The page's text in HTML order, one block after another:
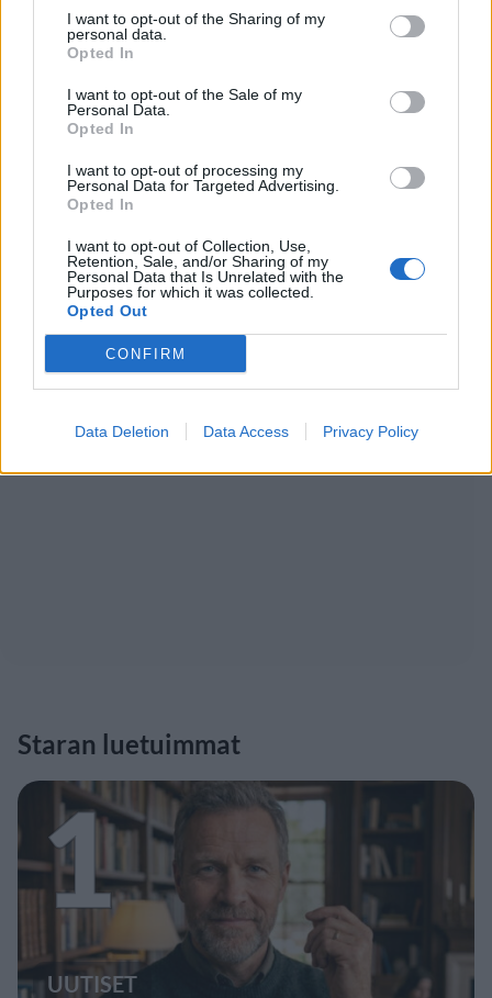
I want to opt-out of the Sharing of my
personal data.
Opted In
I want to opt-out of the Sale of my
Personal Data.
Opted In
I want to opt-out of processing my
Personal Data for Targeted Advertising.
Opted In
I want to opt-out of Collection, Use,
Retention, Sale, and/or Sharing of my
Personal Data that Is Unrelated with the
Purposes for which it was collected.
Opted Out
CONFIRM
Data Deletion Data Access Privacy Policy
Staran luetuimmat
1
UUTISET